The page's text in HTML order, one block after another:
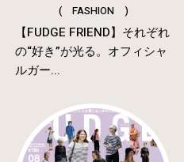
( FASHION )
【FUDGE FRIEND】それぞれ
の“好き”が光る。オフィシャ
ルガー...